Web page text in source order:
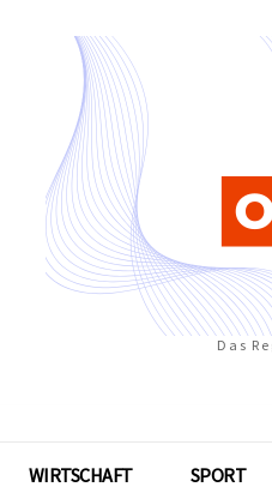
Das
WIRTSCHAFT SPORT